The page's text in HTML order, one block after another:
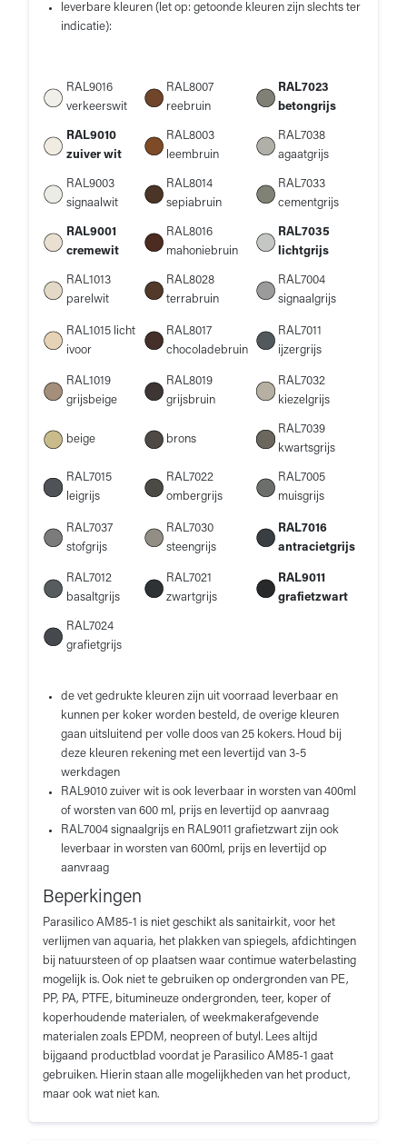
leverbare kleuren (let op: getoonde kleuren zijn slechts ter
indicatie):
RAL9016
verkeerswit
RAL8007
reebruin
RAL7023
betongrijs
RAL9010
zuiver wit
RAL8003
leembruin
RAL7038
agaatgrijs
RAL9003
signaalwit
RAL8014
sepiabruin
RAL7033
cementgrijs
RAL9001
cremewit
RAL8016
mahoniebruin
RAL7035
lichtgrijs
RAL1013
parelwit
RAL8028
terrabruin
RAL7004
signaalgrijs
RAL1015 licht
ivoor
RAL8017
chocoladebruin
RAL7011
ijzergrijs
RAL1019
grijsbeige
RAL8019
grijsbruin
RAL7032
kiezelgrijs
beige brons
RAL7039
kwartsgrijs
RAL7015
leigrijs
RAL7022
ombergrijs
RAL7005
muisgrijs
RAL7037
stofgrijs
RAL7030
steengrijs
RAL7016
antracietgrijs
RAL7012
basaltgrijs
RAL7021
zwartgrijs
RAL9011
grafietzwart
RAL7024
grafietgrijs
de vet gedrukte kleuren zijn uit voorraad leverbaar en
kunnen per koker worden besteld, de overige kleuren
gaan uitsluitend per volle doos van 25 kokers. Houd bij
deze kleuren rekening met een levertijd van 3-5
werkdagen
RAL9010 zuiver wit is ook leverbaar in worsten van 400ml
of worsten van 600 ml, prijs en levertijd op aanvraag
RAL7004 signaalgrijs en RAL9011 grafietzwart zijn ook
leverbaar in worsten van 600ml, prijs en levertijd op
aanvraag
Beperkingen
Parasilico AM85-1 is niet geschikt als sanitairkit, voor het
verlijmen van aquaria, het plakken van spiegels, afdichtingen
bij natuursteen of op plaatsen waar contimue waterbelasting
mogelijk is. Ook niet te gebruiken op ondergronden van PE,
PP, PA, PTFE, bitumineuze ondergronden, teer, koper of
koperhoudende materialen, of weekmakerafgevende
materialen zoals EPDM, neopreen of butyl. Lees altijd
bijgaand productblad voordat je Parasilico AM85-1 gaat
gebruiken. Hierin staan alle mogelijkheden van het product,
maar ook wat niet kan.